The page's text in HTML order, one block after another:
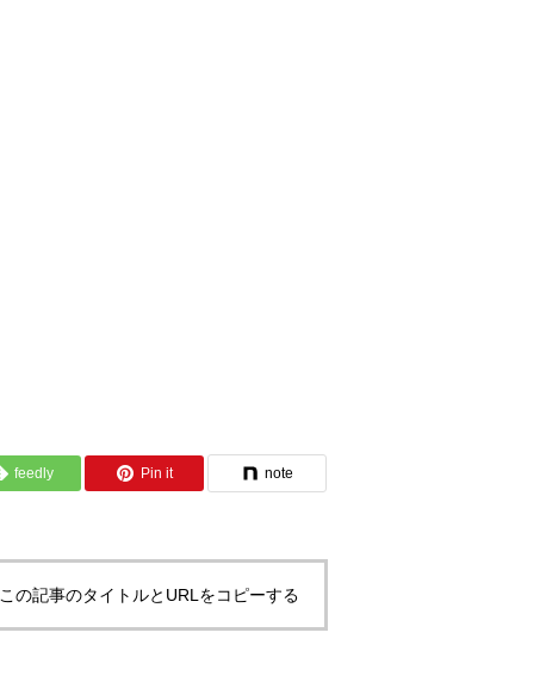
feedly Pin it note
この記事のタイトルとURLをコピーする